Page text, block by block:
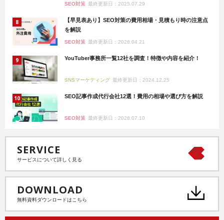
SEO対策 最終更新日：2025.07.29
【早見表あり】SEO対策の費用相場・見積もり時の注意点
を解説
SEO対策 最終更新日：2026.04.21
YouTuber事務所一覧12社を調査！特徴や内容を紹介！
SNSマーケティング 最終更新日：2024.12.25
SEO記事作成代行会社12選！費用の相場や選び方を解説
SEO対策 最終更新日：2026.07.10
SERVICE
サービスについて詳しく見る
DOWNLOAD
無料資料ダウンロードはこちら